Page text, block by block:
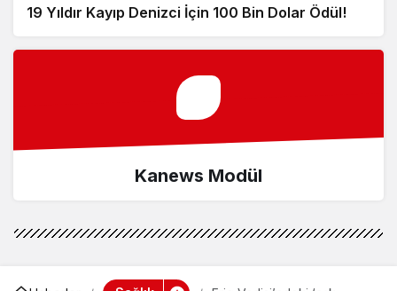
19 Yıldır Kayıp Denizci İçin 100 Bin Dolar Ödül!
Kanews Modül